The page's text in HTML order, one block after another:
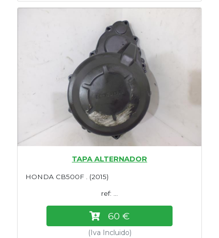
TAPA ALTERNADOR
HONDA CB500F . (2015)
ref: ...
60 €
(Iva Incluido)